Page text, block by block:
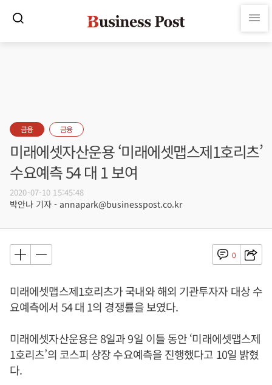
금융 금융
미래에셋자산운용 ‘미래에셋맵스제1호리츠’
수요예측 54 대 1 보여
2020-07-10 15:45:48
박안나 기자 - annapark@businesspost.co.kr
0
미래에셋맵스제1호리츠가 국내와 해외 기관투자자 대상 수
요예측에서 54 대 1의 경쟁률을 보였다.
미래에셋자산운용은 8일과 9일 이틀 동안 ‘미래에셋맵스제
1호리츠’의 코스피 상장 수요예측을 진행했다고 10일 밝혔
다.